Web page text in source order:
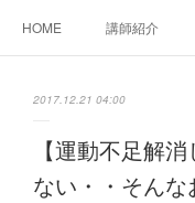
HOME 講師紹介
ご相談・体験レッスンお申ア
2017.12.21 04:00
【運動不足解
ない・・そん